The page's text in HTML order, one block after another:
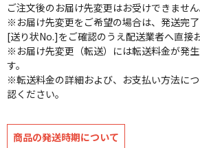
ご注文後のお届け先変更はお受けできません
※お届け先変更をご希望の場合は、発送完
[送り状No.]をご確認のうえ配送業者へ直接
※お届け先変更（転送）には転送料金が発
す。
※転送料金の詳細および、お支払い方法に
認ください。
商品の発送時期について